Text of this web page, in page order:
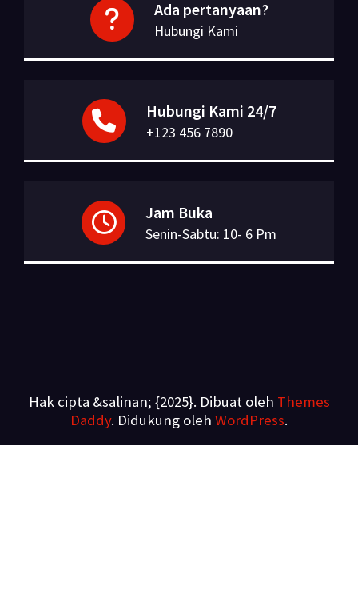
Ada pertanyaan?
Hubungi Kami
Hubungi Kami 24/7
+123 456 7890
Jam Buka
Senin-Sabtu: 10- 6 Pm
Hak cipta &salinan; {2025}. Dibuat oleh Themes
Daddy. Didukung oleh WordPress.